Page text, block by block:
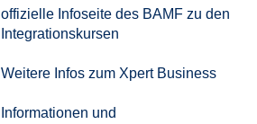
offizielle Infoseite des BAMF zu den
Integrationskursen
Weitere Infos zum Xpert Business
Informationen und